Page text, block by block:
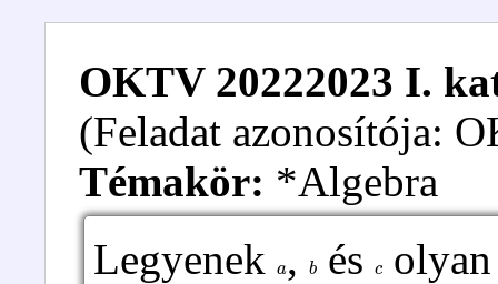
OKTV 20222023 I.
(Feladat azonosítója:
Témakör: *Algebra
Legyenek , bés